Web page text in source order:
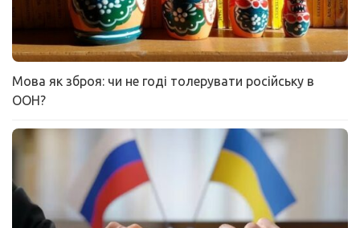
Мова як зброя: чи не годі толерувати російську в
ООН?